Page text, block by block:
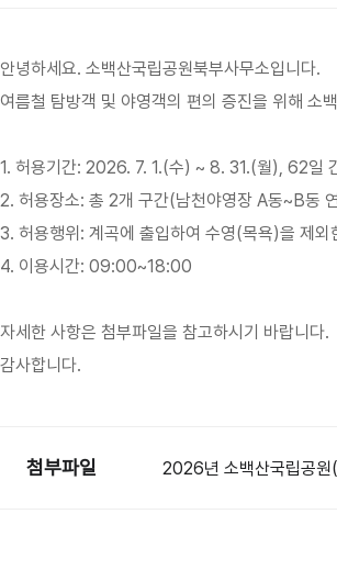
안녕하세요. 소백산국립공원북부사무소입니다.
여름철 탐방객 및 야영객의 편의 증진을 위해 소
1. 허용기간: 2026. 7. 1.(수) ~ 8. 31.(월), 62일
2. 허용장소: 총 2개 구간(남천야영장 A동~B동
3. 허용행위: 계곡에 출입하여 수영(목욕)을 제
4. 이용시간: 09:00~18:00
자세한 사항은 첨부파일을 참고하시기 바랍니다.
감사합니다.
첨부파일 2026년 소백산국립공